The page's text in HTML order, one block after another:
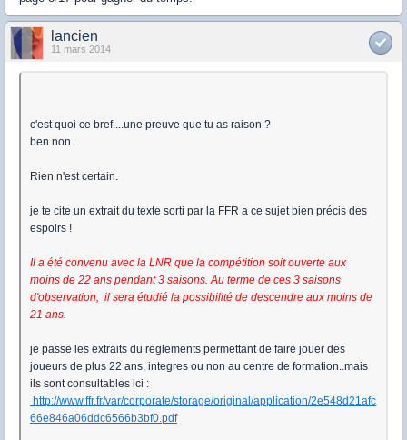
lancien
11 mars 2014
c'est quoi ce bref....une preuve que tu as raison ?
ben non...
Rien n'est certain.
je te cite un extrait du texte sorti par la FFR a ce sujet bien précis des
espoirs !
Il a été convenu avec la LNR que la compétition soit ouverte aux
moins de 22 ans pendant 3 saisons. Au terme de ces 3 saisons
d'observation, il sera étudié la possibilité de descendre aux moins de
21 ans.
je passe les extraits du reglements permettant de faire jouer des
joueurs de plus 22 ans, integres ou non au centre de formation..mais
ils sont consultables ici :
http://www.ffr.fr/var/corporate/storage/original/application/2e548d21afc
66e846a06ddc6566b3bf0.pdf